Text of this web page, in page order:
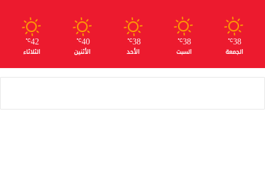
38
℃
الجمعة
38
℃
السبت
38
℃
الأحد
40
℃
الأثنين
42
℃
الثلاثاء